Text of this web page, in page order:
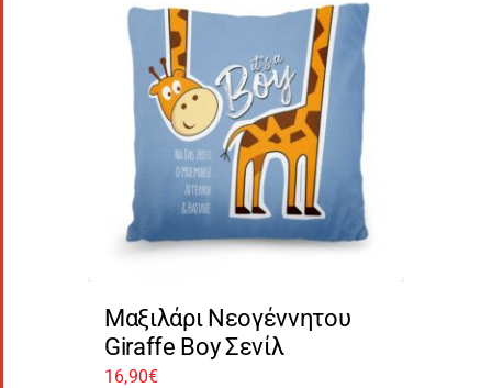
Μαξιλάρι Νεογέννητου
Giraffe Boy Σενίλ
16,90€